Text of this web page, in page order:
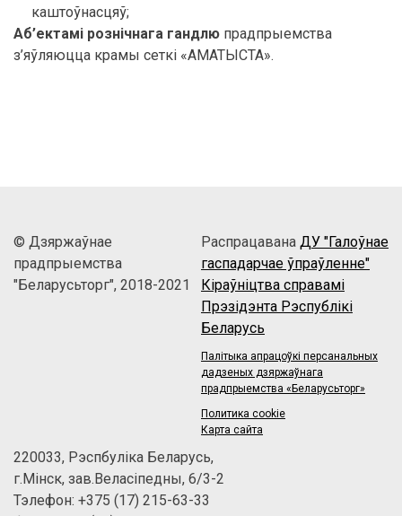
каштоўнасцяў;
Аб’ектамі рознічнага гандлю прадпрыемства
з’яўляюцца крамы сеткі «АМАТЫСТА».
© Дзяржаўнае
прадпрыемства
"Беларусьторг", 2018-2021
Распрацавана ДУ "Галоўнае
гаспадарчае ўпраўленне"
Кіраўніцтва справамі
Прэзідэнта Рэспублікі
Беларусь
Палітыка апрацоўкі персанальных
дадзеных дзяржаўнага
прадпрыемства «Беларусьторг»
Политика cookie
Карта сайта
220033, Рэспбуліка Беларусь,
г.Мінск, зав.Веласіпедны, 6/3-2
Тэлефон: +375 (17) 215-63-33